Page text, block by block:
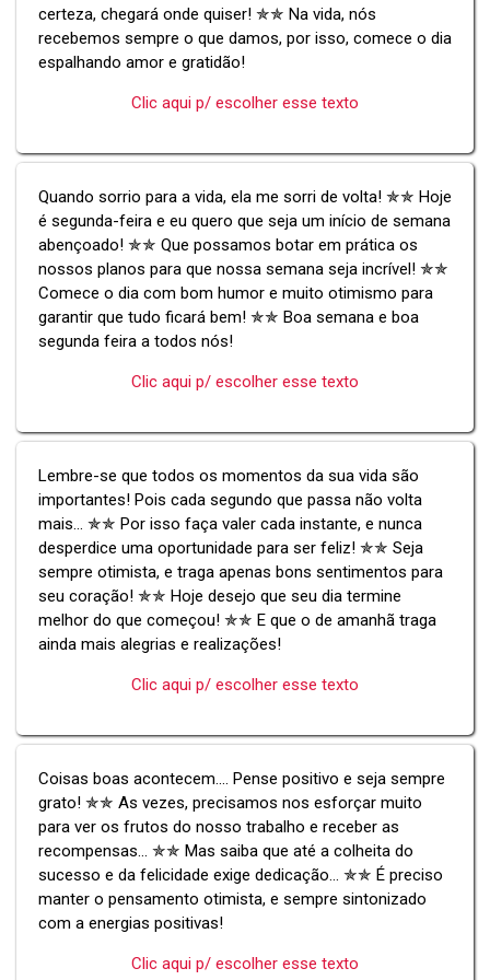
certeza, chegará onde quiser! ✯✯ Na vida, nós
recebemos sempre o que damos, por isso, comece o dia
espalhando amor e gratidão!
Clic aqui p/ escolher esse texto
Quando sorrio para a vida, ela me sorri de volta! ✯✯ Hoje
é segunda-feira e eu quero que seja um início de semana
abençoado! ✯✯ Que possamos botar em prática os
nossos planos para que nossa semana seja incrível! ✯✯
Comece o dia com bom humor e muito otimismo para
garantir que tudo ficará bem! ✯✯ Boa semana e boa
segunda feira a todos nós!
Clic aqui p/ escolher esse texto
Lembre-se que todos os momentos da sua vida são
importantes! Pois cada segundo que passa não volta
mais... ✯✯ Por isso faça valer cada instante, e nunca
desperdice uma oportunidade para ser feliz! ✯✯ Seja
sempre otimista, e traga apenas bons sentimentos para
seu coração! ✯✯ Hoje desejo que seu dia termine
melhor do que começou! ✯✯ E que o de amanhã traga
ainda mais alegrias e realizações!
Clic aqui p/ escolher esse texto
Coisas boas acontecem.... Pense positivo e seja sempre
grato! ✯✯ As vezes, precisamos nos esforçar muito
para ver os frutos do nosso trabalho e receber as
recompensas... ✯✯ Mas saiba que até a colheita do
sucesso e da felicidade exige dedicação... ✯✯ É preciso
manter o pensamento otimista, e sempre sintonizado
com a energias positivas!
Clic aqui p/ escolher esse texto